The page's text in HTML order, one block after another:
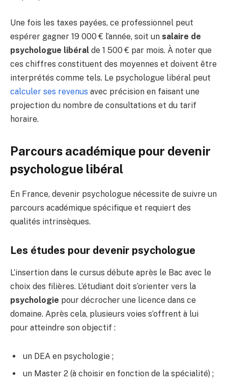
Une fois les taxes payées, ce professionnel peut
espérer gagner 19 000 € l’année, soit un salaire de
psychologue libéral de 1 500 € par mois. À noter que
ces chiffres constituent des moyennes et doivent être
interprétés comme tels. Le psychologue libéral peut
calculer ses revenus avec précision en faisant une
projection du nombre de consultations et du tarif
horaire.
Parcours académique pour devenir
psychologue libéral
En France, devenir psychologue nécessite de suivre un
parcours académique spécifique et requiert des
qualités intrinsèques.
Les études pour devenir psychologue
L’insertion dans le cursus débute après le Bac avec le
choix des filières. L’étudiant doit s’orienter vers la
psychologie pour décrocher une licence dans ce
domaine. Après cela, plusieurs voies s’offrent à lui
pour atteindre son objectif :
un DEA en psychologie ;
un Master 2 (à choisir en fonction de la spécialité) ;